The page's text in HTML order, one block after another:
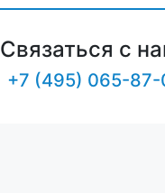
Связаться с
+7 (495) 065-87-